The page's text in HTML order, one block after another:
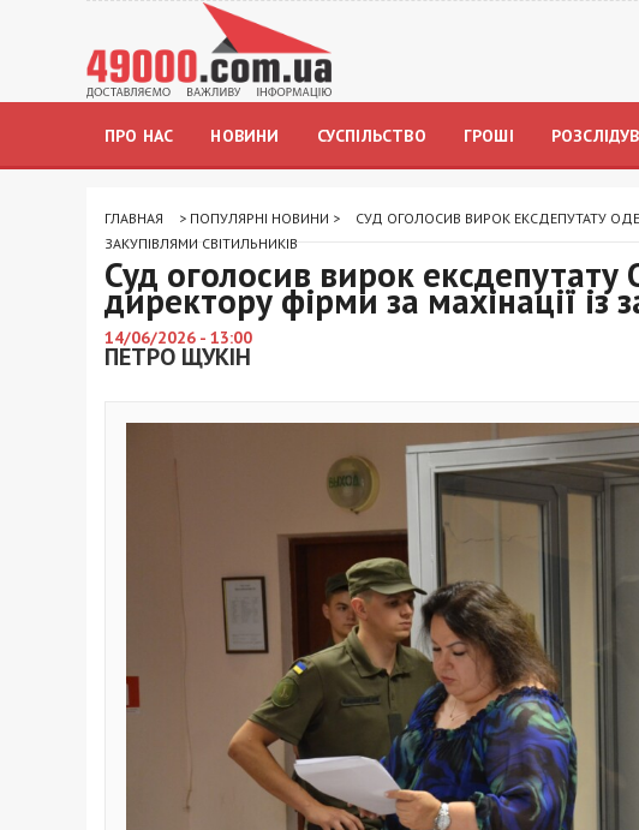
ПРО НАС НОВИНИ СУСПІЛЬСТВО ГРОШІ
ГЛАВНАЯ > ПОПУЛЯРНІ НОВИНИ >
СУД ОГОЛОСИВ ВИРОК ЕКСДЕПУТАТУ
ЗАКУПІВЛЯМИ СВІТИЛЬНИКІВ
Суд оголосив вирок ексдепутату
директору фірми за махінації із
14/06/2026 - 13:00
ПЕТРО ЩУКІН